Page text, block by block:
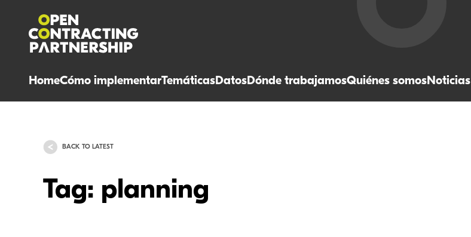
HomeCómo implementarTemáticasDatosDónde trabajamosQuiénes somosNoticias
BACK TO LATEST
Tag: planning